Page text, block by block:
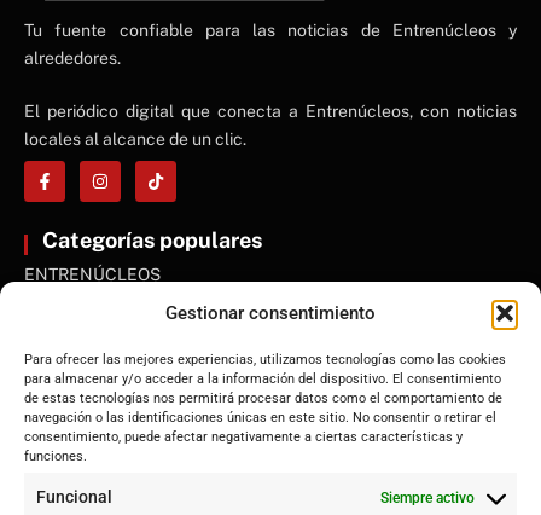
Gestionar consentimiento
Para ofrecer las mejores experiencias, utilizamos tecnologías como las cookies
para almacenar y/o acceder a la información del dispositivo. El consentimiento
de estas tecnologías nos permitirá procesar datos como el comportamiento de
navegación o las identificaciones únicas en este sitio. No consentir o retirar el
consentimiento, puede afectar negativamente a ciertas características y
funciones.
Funcional Siempre activo
NE
NEWS ELEMENTOR
Tu fuente confiable para las noticias de Entrenúcleos y
alrededores.
El periódico digital que conecta a Entrenúcleos, con noticias
locales al alcance de un clic.
Categorías populares
ENTRENÚCLEOS
Andalucía
Internacional
Tecnología
Sociedad